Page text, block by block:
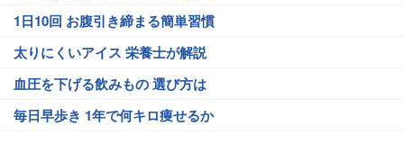
1日10回 お腹引き締まる簡単習慣
太りにくいアイス 栄養士が解説
血圧を下げる飲みもの 選び方は
毎日早歩き 1年で何キロ痩せるか